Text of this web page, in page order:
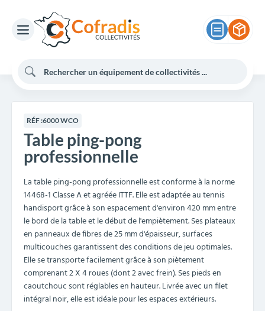
RÉF :6000 WCO
Table ping-pong
professionnelle
La table ping-pong professionnelle est conforme à la norme
14468-1 Classe A et agréée ITTF. Elle est adaptée au tennis
handisport grâce à son espacement d'environ 420 mm entre
le bord de la table et le début de l'empiètement. Ses plateaux
en panneaux de fibres de 25 mm d'épaisseur, surfaces
multicouches garantissent des conditions de jeu optimales.
Elle se transporte facilement grâce à son piètement
comprenant 2 X 4 roues (dont 2 avec frein). Ses pieds en
caoutchouc sont réglables en hauteur. Livrée avec un filet
intégral noir, elle est idéale pour les espaces extérieurs.